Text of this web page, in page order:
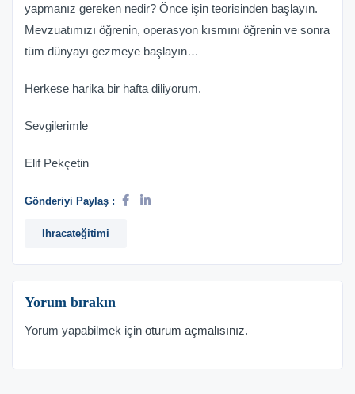
yapmanız gereken nedir? Önce işin teorisinden başlayın.
Mevzuatımızı öğrenin, operasyon kısmını öğrenin ve sonra
tüm dünyayı gezmeye başlayın…
Herkese harika bir hafta diliyorum.
Sevgilerimle
Elif Pekçetin
Gönderiyi Paylaş :
Ihracateğitimi
Yorum bırakın
Yorum yapabilmek için oturum açmalısınız.